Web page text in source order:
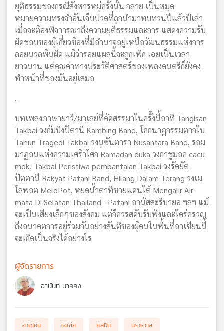
ยุติธรรมของกรณีสังหารหมู่ครั้งนั้น กลาย เป็นหมุด
หมายความทรงจำอันเจ็บปวดที่ถูกนำมาทบทวนปีแล้วปีเล่า
เมื่อจะต้องพิจาารณาถึงความยุติธรรมและการ แสดงความรับ
ผิดชอบของผู้เกี่ยวข้องที่มีอำนาจอยู่เหนือวัฒนธรรมแห่งการ
ลอยนวลพ้นผิด แม้ว่ารอยแผลนี้จะถูกเพิก เฉยเป็นเวลา
ยาวนาน แต่คุณค่าทางประวัติศาสตร์ของเพลงดนตรีก็ยังคง
ทำหน้าที่ของมันอยู่เสมอ
.
บทเพลงภาษายาวี/มาเลย์ที่คัดสรรมาในครั้งนี้อาทิ Tangisan
Takbai วงกัมบิงปัตานี Kambing Band, โศกนาฏกรรมตากใบ
Tahun Tragedi Takbai วงนูซันตารา Nusantara Band, รอม
มาฏอนแห่งความเศร้าโศก Ramadan duka วงกาชูมอค cacu
mok, Takbai Peristiwa pembantaian Takbai วงรัคยัต
ปัตตานี Rakyat Patani Band, Hilang Dalam Terang วงเม
โลพอต MeloPot, หยดน้ำตาทีชายแดนใต้ Mengalir Air
mata Di Selatan Thailand - Patani อานัสสะรีบายอ ฯลฯ แม้
จะเป็นเสียงเล็กๆของสังคม แต่ก็ควรสดับรับฟังและใคร่ครวญ
ถึงอนาคตการอยู่ร่วมกันอย่างสันติของผู้คนในพื้นที่อาเซียนนี้
จะเกิดเป็นจริงได้อย่างไร
ผู้จัดรายการ
อานันท์ นาคคง
อาเซียน เอเชีย ศิลปิน
นราธิวาส